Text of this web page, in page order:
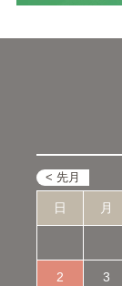
日 月
2 3